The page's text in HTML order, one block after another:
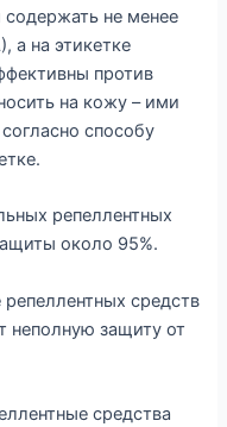
не менее
а на этикетке
против
на кожу – ими
способу
репеллентных
около 95%.
средств
неполную защиту от
средства